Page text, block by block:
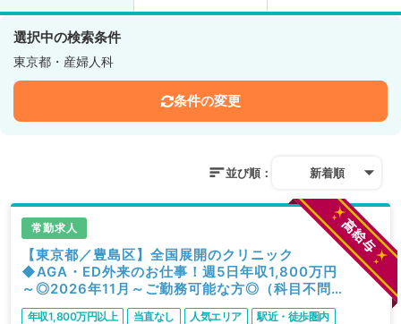
選択中の検索条件
東京都・産婦人科
条件の変更
並び順： 新着順
常勤求人
【東京都／豊島区】全国展開のクリニック
◆AGA・ED外来のお仕事！週5日年収1,800万円
～◎2026年11月～ご勤務可能な方◎（科目不問
／常勤）
年収1,800万円以上 当直なし 人気エリア
駅近・徒歩圏内